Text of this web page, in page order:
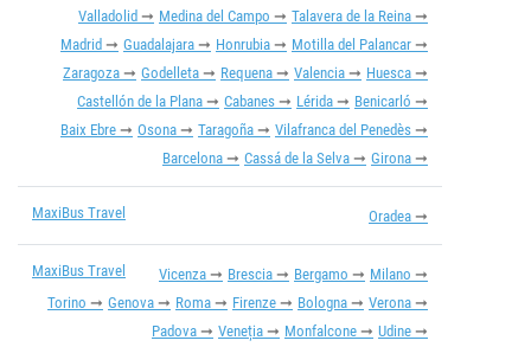
Valladolid
Medina del Campo
Talavera de la Reina
Madrid
Guadalajara Honrubia
Motilla del Palancar
Zaragoza
Godelleta Requena Valencia
Huesca
Castellón de la Plana
Cabanes Lérida
Benicarló
Baix Ebre
Osona Taragoña
Vilafranca del Penedès
Barcelona
Cassá de la Selva Girona
MaxiBus Travel Oradea
MaxiBus Travel Vicenza Brescia Bergamo
Milano
Torino
Genova Roma Firenze Bologna
Verona
Padova
Veneția Monfalcone Udine